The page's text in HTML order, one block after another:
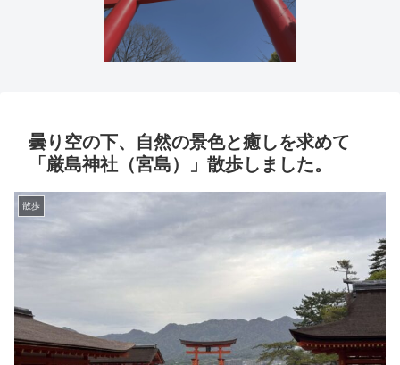
曇り空の下、自然の景色と癒しを求めて
「厳島神社（宮島）」散歩しました。
散歩